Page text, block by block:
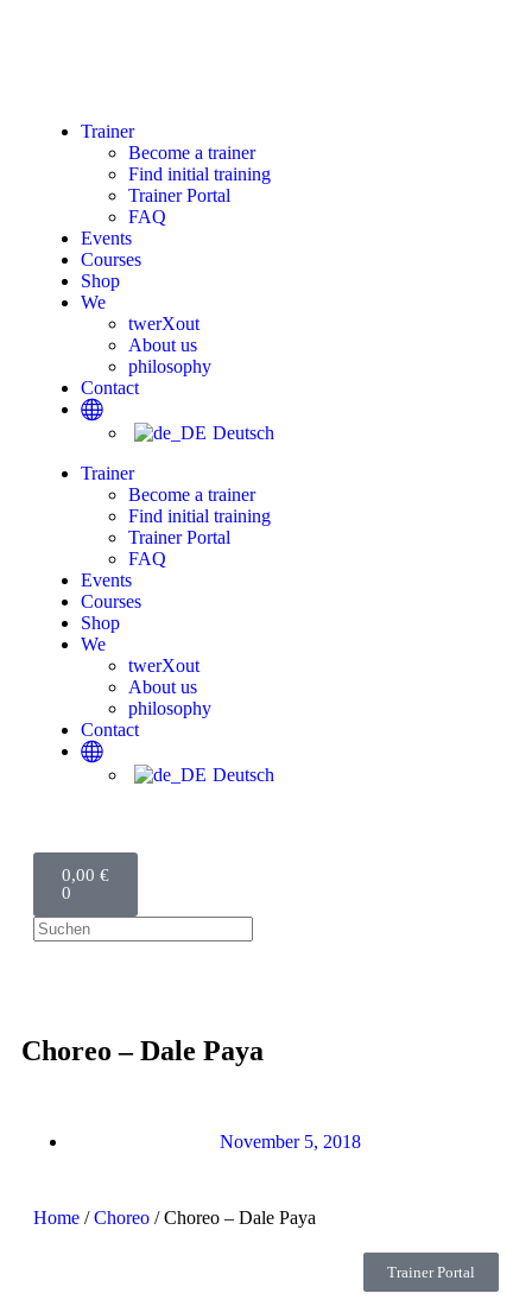
Trainer
Become a trainer
Find initial training
Trainer Portal
FAQ
Events
Courses
Shop
We
twerXout
About us
philosophy
Contact
Deutsch
Trainer
Become a trainer
Find initial training
Trainer Portal
FAQ
Events
Courses
Shop
We
twerXout
About us
philosophy
Contact
Deutsch
0,00 €
0
Choreo – Dale Paya
November 5, 2018
Home /Choreo / Choreo – Dale Paya
Trainer Portal